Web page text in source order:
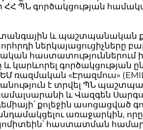
ՀՀ ՊՆ գործակցության
և պաշտպանական
ներկայացուցիչները
հաստատություններում
կարևորել գործակցության
ռազմական «Էրազմուս»
է տրվել ՊՆ
և Վազգեն
քոլեջին ասոցացված
առաջարկին,
հաստատման